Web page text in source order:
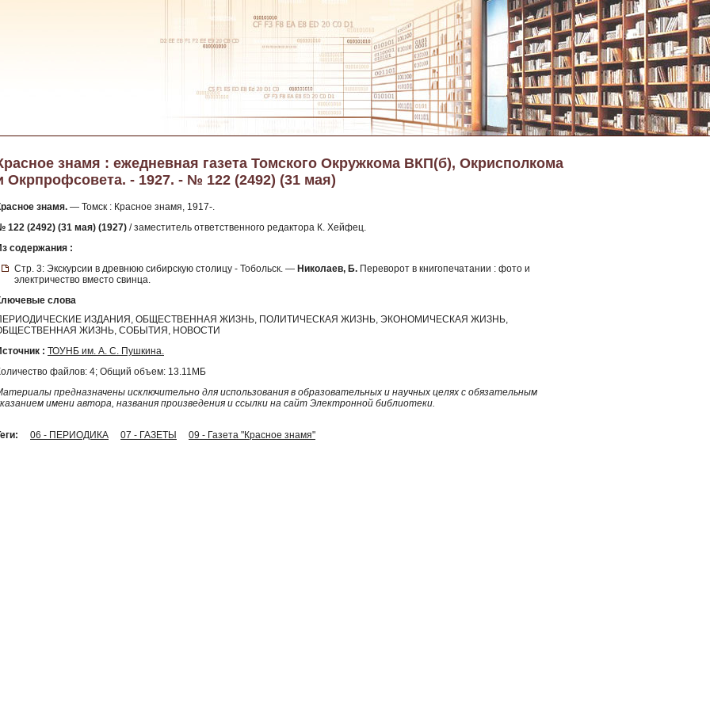
знамя : ежедневная газета Томского Окружкома ВКП(б), Окрисполкома
Окрпрофсовета. - 1927. - № 122 (2492) (31 мая)
знамя. — Томск : Красное знамя, 1917-.
122 (2492) (31 мая) (1927) / заместитель ответственного редактора К. Хейфец.
содержания :
Стр. 3: Экскурсии в древнюю сибирскую столицу - Тобольск. — Николаев, Б. Переворот в книгопечатании : фото и
электричество вместо свинца.
слова
ИЗДАНИЯ, ОБЩЕСТВЕННАЯ ЖИЗНЬ, ПОЛИТИЧЕСКАЯ ЖИЗНЬ, ЭКОНОМИЧЕСКАЯ ЖИЗНЬ,
ЖИЗНЬ, СОБЫТИЯ, НОВОСТИ
: ТОУНБ им. А. С. Пушкина.
файлов: 4; Общий объем: 13.11МБ
предназначены исключительно для использования в образовательных и научных целях с обязательным
имени автора, названия произведения и ссылки на сайт Электронной библиотеки.
06 - ПЕРИОДИКА 07 - ГАЗЕТЫ 09 - Газета "Красное знамя"